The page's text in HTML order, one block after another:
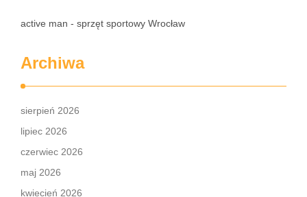
active man - sprzęt sportowy Wrocław
Archiwa
sierpień 2026
lipiec 2026
czerwiec 2026
maj 2026
kwiecień 2026